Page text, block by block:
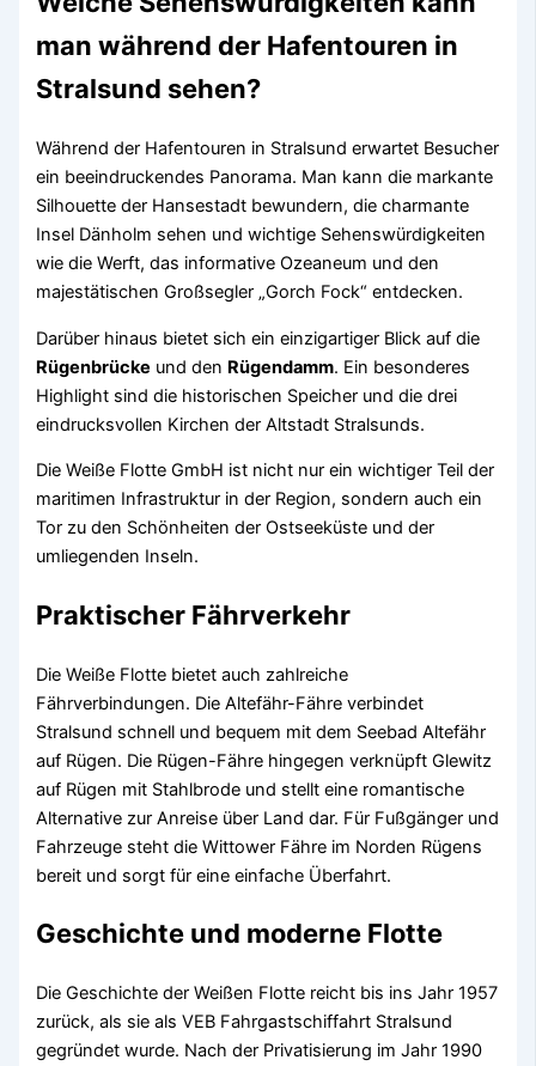
man während der Hafentouren in
Stralsund sehen?
Während der Hafentouren in Stralsund erwartet Besucher
ein beeindruckendes Panorama. Man kann die markante
Silhouette der Hansestadt bewundern, die charmante
Insel Dänholm sehen und wichtige Sehenswürdigkeiten
wie die Werft, das informative Ozeaneum und den
majestätischen Großsegler „Gorch Fock“ entdecken.
Darüber hinaus bietet sich ein einzigartiger Blick auf die
Rügenbrücke und den Rügendamm. Ein besonderes
Highlight sind die historischen Speicher und die drei
eindrucksvollen Kirchen der Altstadt Stralsunds.
Die Weiße Flotte GmbH ist nicht nur ein wichtiger Teil der
maritimen Infrastruktur in der Region, sondern auch ein
Tor zu den Schönheiten der Ostseeküste und der
umliegenden Inseln.
Praktischer Fährverkehr
Die Weiße Flotte bietet auch zahlreiche
Fährverbindungen. Die Altefähr-Fähre verbindet
Stralsund schnell und bequem mit dem Seebad Altefähr
auf Rügen. Die Rügen-Fähre hingegen verknüpft Glewitz
auf Rügen mit Stahlbrode und stellt eine romantische
Alternative zur Anreise über Land dar. Für Fußgänger und
Fahrzeuge steht die Wittower Fähre im Norden Rügens
bereit und sorgt für eine einfache Überfahrt.
Geschichte und moderne Flotte
Die Geschichte der Weißen Flotte reicht bis ins Jahr 1957
zurück, als sie als VEB Fahrgastschiffahrt Stralsund
gegründet wurde. Nach der Privatisierung im Jahr 1990